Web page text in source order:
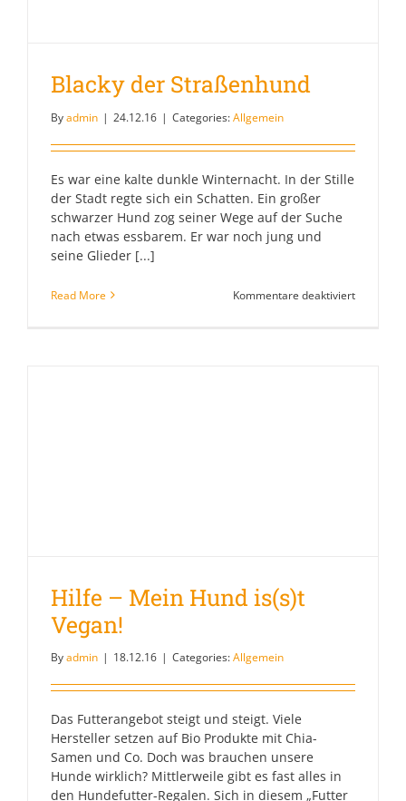
Blacky der Straßenhund
Byadmin | 24.12.16 | Categories:Allgemein
Es war eine kalte dunkle Winternacht. In der Stille
der Stadt regte sich ein Schatten. Ein großer
schwarzer Hund zog seiner Wege auf der Suche
nach etwas essbarem. Er war noch jung und
seine Glieder [...]
Read More Kommentare deaktiviertfür
Hilfe – Mein Hund is(s)t
Vegan!
Byadmin | 18.12.16 | Categories:Allgemein
Das Futterangebot steigt und steigt. Viele
Hersteller setzen auf Bio Produkte mit Chia-
Samen und Co. Doch was brauchen unsere
Hunde wirklich? Mittlerweile gibt es fast alles in
den Hundefutter-Regalen. Sich in diesem „Futter